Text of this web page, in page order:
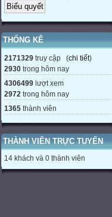
THỐNG KÊ
2171329 truy cập (chi tiết)
2930 trong hôm nay
4306499 lượt xem
2972 trong hôm nay
1365 thành viên
THÀNH VIÊN TRỰC TUYẾN
14 khách và 0 thành viên